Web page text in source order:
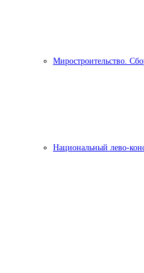
Миростроительство.
Национальный лево-